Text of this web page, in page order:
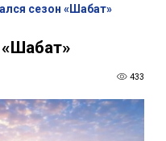
сезон «Шабат»
433